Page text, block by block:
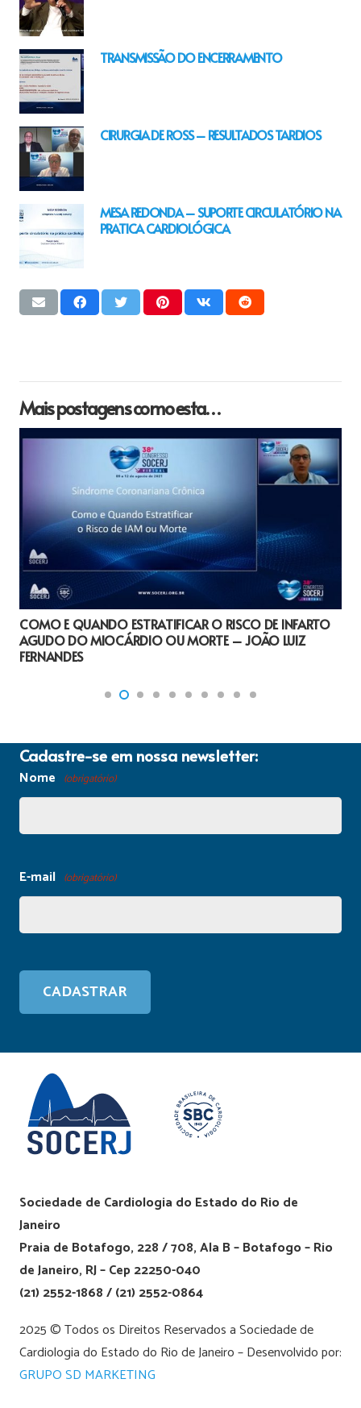
TRANSMISSÃO DO ENCERRAMENTO
CIRURGIA DE ROSS – RESULTADOS TARDIOS
MESA REDONDA – SUPORTE CIRCULATÓRIO NA
PRATICA CARDIOLÓGICA
Mais postagens como esta…
COMO E QUANDO ESTRATIFICAR O RISCO DE INFARTO
AGUDO DO MIOCÁRDIO OU MORTE – JOÃO LUIZ
FERNANDES
Cadastre-se em nossa newsletter:
Nome (obrigatório)
E-mail (obrigatório)
Sociedade de Cardiologia do Estado do Rio de
Janeiro
Praia de Botafogo, 228 / 708, Ala B – Botafogo – Rio
de Janeiro, RJ – Cep 22250-040
(21) 2552-1868 / (21) 2552-0864
2025 © Todos os Direitos Reservados a Sociedade de
Cardiologia do Estado do Rio de Janeiro – Desenvolvido por:
GRUPO SD MARKETING